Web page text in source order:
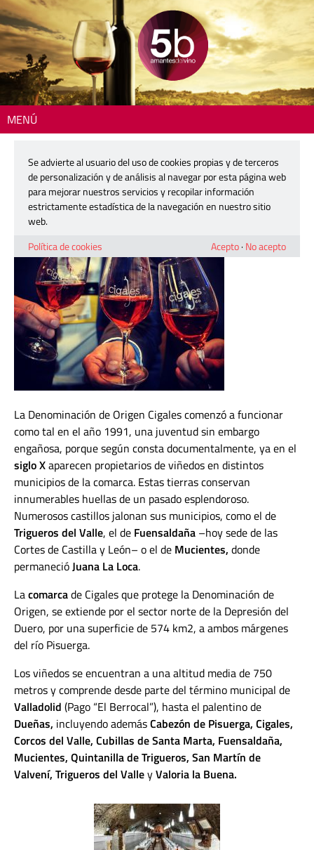
MENÚ
DO Cigales
La Denominación de Origen Cigales comenzó a funcionar
como tal en el año 1991, una juventud sin embargo
engañosa, porque según consta documentalmente, ya en el
siglo Xaparecen propietarios de viñedos en distintos
municipios de la comarca. Estas tierras conservan
innumerables huellas de un pasado esplendoroso.
Numerosos castillos jalonan sus municipios, como el de
Trigueros del Valle, el de Fuensaldaña –hoy sede de las
Cortes de Castilla y León– o el de Mucientes, donde
permanecióJuana La Loca.
Lacomarcade Cigales que protege la Denominación de
Origen, se extiende por el sector norte de la Depresión del
Duero, por una superficie de 574 km2, a ambos márgenes
del río Pisuerga.
Los viñedos se encuentran a una altitud media de 750
metros y comprende desde parte del término municipal de
Valladolid (Pago “El Berrocal”), hasta el palentino de
Dueñas, incluyendo ademásCabezón de Pisuerga, Cigales,
Corcos del Valle, Cubillas de Santa Marta, Fuensaldaña,
Mucientes, Quintanilla de Trigueros, San Martín de
Valvení, Trigueros del ValleyValoria la Buena.
Se advierte al usuario del uso de cookies propias y de terceros
de personalización y de análisis al navegar por esta página web
para mejorar nuestros servicios y recopilar información
estrictamente estadística de la navegación en nuestro sitio
web.
Política de cookies
Acepto· No acepto